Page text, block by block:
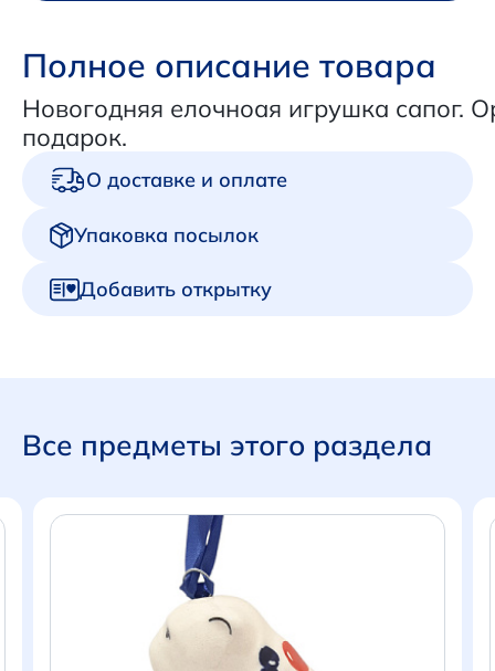
Полное описание товара
Новогодняя елочноая игрушка сапог.
подарок.
О доставке и оплате
Упаковка посылок
Добавить открытку
Все предметы этого раздела